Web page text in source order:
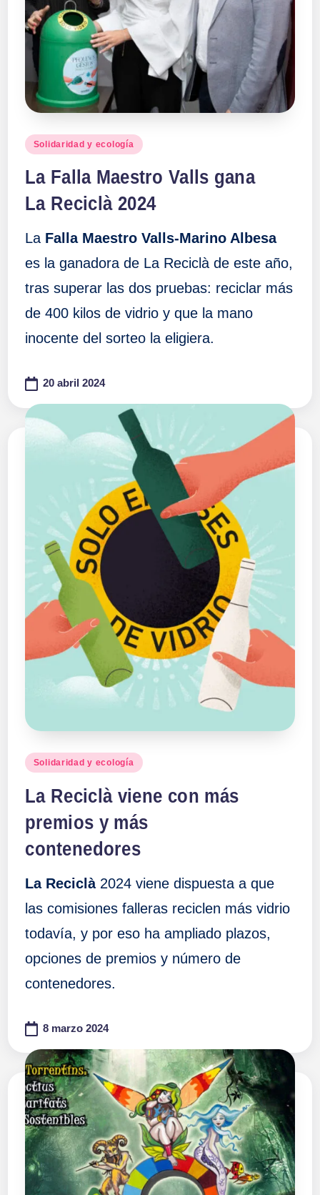
Publicado
Solidaridad y ecología
La Falla Maestro Valls gana
La Reciclà 2024
La Falla Maestro Valls-Marino Albesa
es la ganadora de La Reciclà de este año,
tras superar las dos pruebas: reciclar más
de 400 kilos de vidrio y que la mano
inocente del sorteo la eligiera.
20 abril 2024
Publicado
Solidaridad y ecología
La Reciclà viene con más
premios y más
contenedores
La Reciclà2024 viene dispuesta a que
las comisiones falleras reciclen más vidrio
todavía, y por eso ha ampliado plazos,
opciones de premios y número de
contenedores.
8 marzo 2024